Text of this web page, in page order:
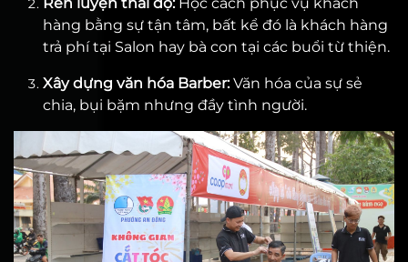
hàng bằng sự tận tâm, bất kể đó là khách hàng
trả phí tại Salon hay bà con tại các buổi từ thiện.
Xây dựng văn hóa Barber:Văn hóa của sự sẻ
chia, bụi bặm nhưng đầy tình người.